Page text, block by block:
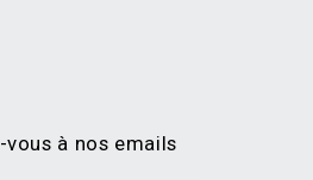
vous à nos emails